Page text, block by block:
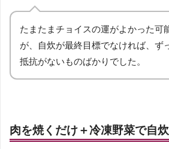
たまたまチョイスの運がよかった可
が、自炊が最終目標でなければ、ず
抵抗がないものばかりでした。
肉を焼くだけ＋冷凍野菜で自